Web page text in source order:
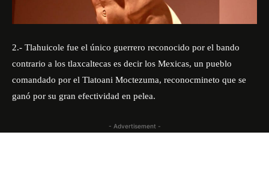
2.- Tlahuicole fue el único guerrero reconocido por el bando
contrario a los tlaxcaltecas es decir los Mexicas, un pueblo
comandado por el Tlatoani Moctezuma, reconocmineto que se
ganó por su gran efectividad en pelea.
- Advertisement -